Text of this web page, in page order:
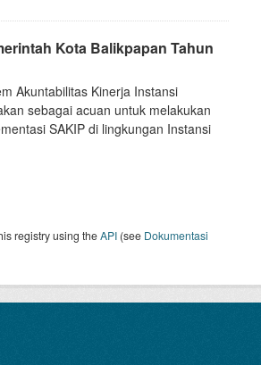
Kota Balikpapan Tahun
Akuntabilitas Kinerja Instansi
sebagai acuan untuk melakukan
SAKIP di lingkungan Instansi
registry using theAPI (see Dokumentasi